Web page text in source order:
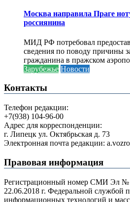
Москва направила Праге
россиянина
МИД РФ потребовал
сведения по поводу причины
гражданина в пражском
Зарубежье Новости
Контакты
Телефон редакции:
+7(938) 104-96-00
Адрес для корреспонденции:
г. Липецк ул. Октябрьская д. 73
Электронная почта редакции:
Правовая информация
Регистрационный номер СМИ Эл №
22.06.2018 г. Федеральной службой
информационных технологий и